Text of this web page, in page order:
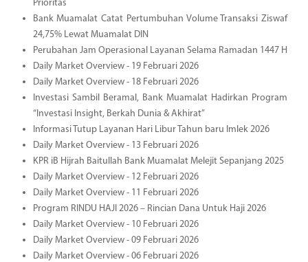
Prioritas
Bank Muamalat Catat Pertumbuhan Volume Transaksi Ziswaf
24,75% Lewat Muamalat DIN
Perubahan Jam Operasional Layanan Selama Ramadan 1447 H
Daily Market Overview - 19 Februari 2026
Daily Market Overview - 18 Februari 2026
Investasi Sambil Beramal, Bank Muamalat Hadirkan Program
“Investasi Insight, Berkah Dunia & Akhirat”
Informasi Tutup Layanan Hari Libur Tahun baru Imlek 2026
Daily Market Overview - 13 Februari 2026
KPR iB Hijrah Baitullah Bank Muamalat Melejit Sepanjang 2025
Daily Market Overview - 12 Februari 2026
Daily Market Overview - 11 Februari 2026
Program RINDU HAJI 2026 – Rincian Dana Untuk Haji 2026
Daily Market Overview - 10 Februari 2026
Daily Market Overview - 09 Februari 2026
Daily Market Overview - 06 Februari 2026